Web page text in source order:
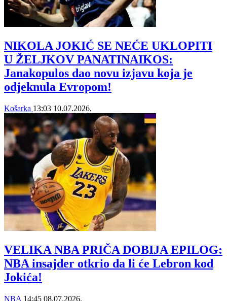
NIKOLA JOKIĆ SE NEĆE UKLOPITI
U ŽELJKOV PANATINAIKOS:
Janakopulos dao novu izjavu koja je
odjeknula Evropom!
Košarka 13:03 10.07.2026.
VELIKA NBA PRIČA DOBIJA EPILOG:
NBA insajder otkrio da li će Lebron kod
Jokića!
NBA 14:45 08.07.2026.